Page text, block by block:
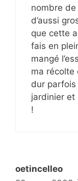
nombre de
d’aussi
que cette
fais en
mangé
ma récolte
dur
jardinier et
!
oetincelleo